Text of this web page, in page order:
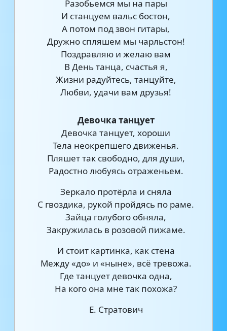
Разобьемся мы на пары
И станцуем вальс бостон,
А потом под звон гитары,
Дружно спляшем мы чарльстон!
Поздравляю и желаю вам
В День танца, счастья я,
Жизни радуйтесь, танцуйте,
Любви, удачи вам друзья!
Девочка танцует
Девочка танцует, хороши
Тела неокрепшего движенья.
Пляшет так свободно, для души,
Радостно любуясь отраженьем.
Зеркало протёрла и сняла
С гвоздика, рукой пройдясь по раме.
Зайца голубого обняла,
Закружилась в розовой пижаме.
И стоит картинка, как стена
Между «до» и «ныне», всё тревожа.
Где танцует девочка одна,
На кого она мне так похожа?
Е. Стратович